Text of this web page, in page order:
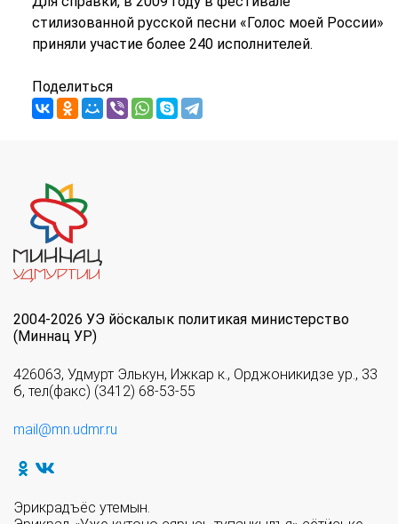
стилизованной русской песни «Голос моей России»
приняли участие более 240 исполнителей.
Поделиться
2004-2026 УЭ йöскалык политикая министерство
(Миннац УР)
426063, Удмурт Элькун, Ижкар к., Орджоникидзе ур., 33
б, тел(факс) (3412) 68-53-55
mail@mn.udmr.ru
Эрикрадъёс утемын.